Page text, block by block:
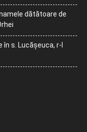
dătătoare de
s. Lucășeuca, r-l